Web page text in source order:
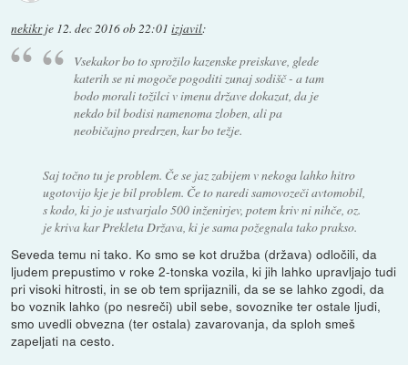
nekikrje 12. dec 2016 ob 22:01 izjavil:
Vsekakor bo to sprožilo kazenske preiskave, glede
katerih se ni mogoče pogoditi zunaj sodišč - a tam
bodo morali tožilci v imenu države dokazat, da je
nekdo bil bodisi namenoma zloben, ali pa
neobičajno predrzen, kar bo težje.
Saj točno tu je problem. Če se jaz zabijem v nekoga lahko hitro
ugotovijo kje je bil problem. Če to naredi samovozeči avtomobil,
s kodo, ki jo je ustvarjalo 500 inženirjev, potem kriv ni nihče, oz.
je kriva kar Prekleta Država, ki je sama požegnala tako prakso.
Seveda temu ni tako. Ko smo se kot družba (država) odločili, da
ljudem prepustimo v roke 2-tonska vozila, ki jih lahko upravljajo tudi
pri visoki hitrosti, in se ob tem sprijaznili, da se se lahko zgodi, da
bo voznik lahko (po nesreči) ubil sebe, sovoznike ter ostale ljudi,
smo uvedli obvezna (ter ostala) zavarovanja, da sploh smeš
zapeljati na cesto.